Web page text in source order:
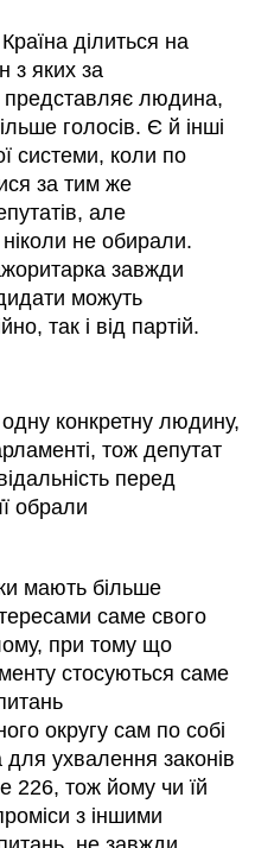
ділиться на
з яких за
представляє людина,
голосів. Є й інші
системи, коли по
за тим же
але
не обирали.
завжди
можуть
так і від партій.
конкретну людину,
тож депутат
перед
обрали
мають більше
саме свого
при тому що
стосуються саме
округу сам по собі
ухвалення законів
226, тож йому чи їй
з іншими